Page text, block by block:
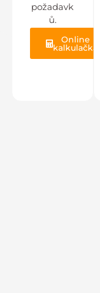
požadavk
ů.
Online
kalkulačka